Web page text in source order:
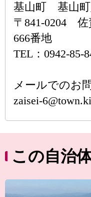
基山町 基山町
〒841-0204 佐
666番地
TEL：0942-85-
メールでのお
zaisei-
この自治